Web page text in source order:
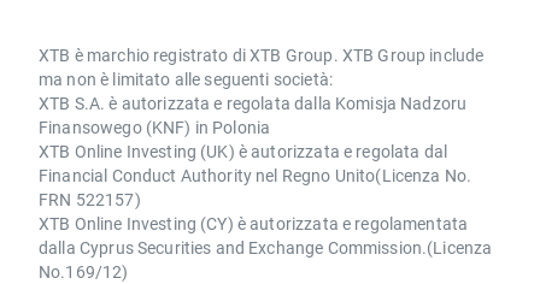
XTB è marchio registrato di XTB Group. XTB Group include
ma non è limitato alle seguenti società:
XTB S.A. è autorizzata e regolata dalla Komisja Nadzoru
Finansowego (KNF) in Polonia
XTB Online Investing (UK) è autorizzata e regolata dal
Financial Conduct Authority nel Regno Unito(Licenza No.
FRN 522157)
XTB Online Investing (CY) è autorizzata e regolamentata
dalla Cyprus Securities and Exchange Commission.(Licenza
No.169/12)